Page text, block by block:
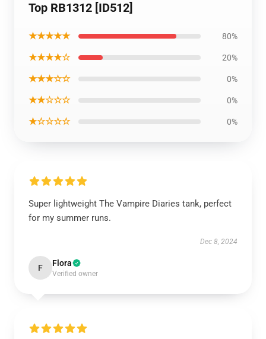
Top RB1312 [ID512]
★★★★★ 80%
★★★★☆ 20%
★★★☆☆ 0%
★★☆☆☆ 0%
★☆☆☆☆ 0%
Super lightweight The Vampire Diaries tank, perfect
for my summer runs.
Dec 8, 2024
F Flora
Verified owner